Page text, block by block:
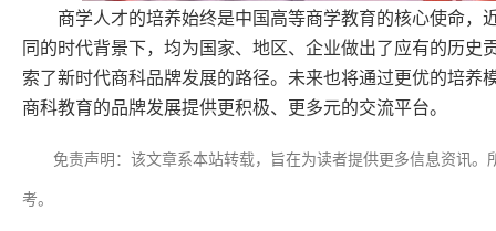
商学人才的培养始终是中国高等商学教育的核心使命，
同的时代背景下，均为国家、地区、企业做出了应有的历史
索了新时代商科品牌发展的路径。未来也将通过更优的培养
商科教育的品牌发展提供更积极、更多元的交流平台。
免责声明：该文章系本站转载，旨在为读者提供更多信息资讯
考。